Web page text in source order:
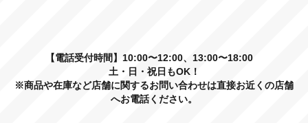
【電話受付時間】10:00〜12:00、13:00〜18:00
土・日・祝日もOK！
※商品や在庫など店舗に関するお問い合わせは直接お近くの店舗
へお電話ください。